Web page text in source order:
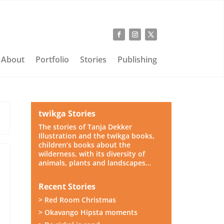
About Portfolio Stories Publishing
twikga Stories
The stories of Tanja Dekker
Illustration and the twikga books,
children’s books about the
wilderness, with its diversity of
animals, plants and landscapes…
Recent Stories
> Red Room Christmas
> Okavango Hipsta moments